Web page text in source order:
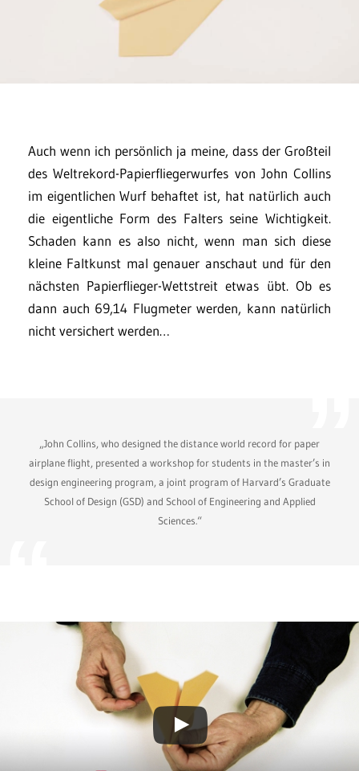
Auch wenn ich persönlich ja meine, dass der Großteil
des Weltrekord-Papierfliegerwurfes von John Collins
im eigentlichen Wurf behaftet ist, hat natürlich auch
die eigentliche Form des Falters seine Wichtigkeit.
Schaden kann es also nicht, wenn man sich diese
kleine Faltkunst mal genauer anschaut und für den
nächsten Papierflieger-Wettstreit etwas übt. Ob es
dann auch 69,14 Flugmeter werden, kann natürlich
nicht versichert werden…
„John Collins, who designed the distance world record for paper
airplane flight, presented a workshop for students in the master’s in
design engineering program, a joint program of Harvard’s Graduate
School of Design (GSD) and School of Engineering and Applied
Sciences.“